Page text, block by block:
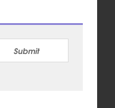
Submit